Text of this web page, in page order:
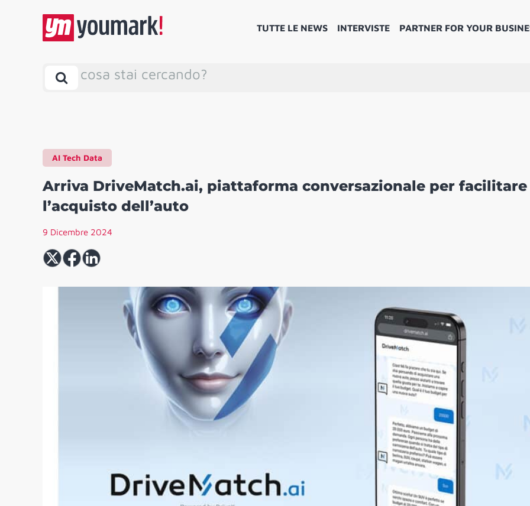
TUTTE LE NEWS INTERVISTE PARTNER FOR YOUR
cosa stai cercando?
AI Tech Data
Arriva DriveMatch.ai, piattaforma conversazionale per facilitare
l’acquisto dell’auto
9 Dicembre 2024